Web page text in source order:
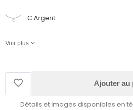
C Argent
Voir plus
Ajouter au
Détails et images disponibles en